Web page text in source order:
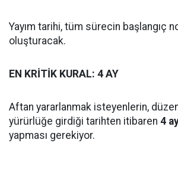
Yayım tarihi, tüm sürecin başlangıç
oluşturacak.
EN KRİTİK KURAL: 4 AY
Aftan yararlanmak isteyenlerin,
yürürlüğe girdiği tarihten itibaren 4
yapması gerekiyor.